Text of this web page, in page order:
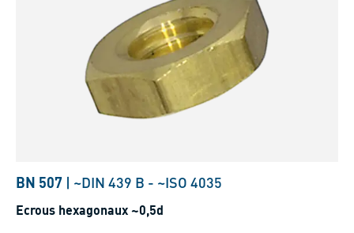
BN 507 | ~DIN 439 B - ~ISO 4035
Ecrous hexagonaux ~0,5d